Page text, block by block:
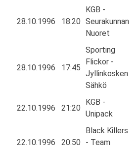
28.10.1996 18:20
KGB -
Seurakunnan
Nuoret
28.10.1996 17:45
Sporting
Flickor -
Jyllinkosken
Sähkö
22.10.1996 21:20
KGB -
Unipack
22.10.1996 20:50
Black Killers
- Team